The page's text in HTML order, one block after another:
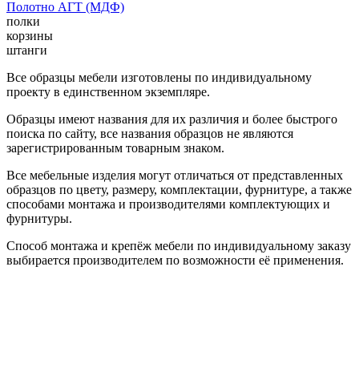
Полотно АГТ (МДФ)
полки
корзины
штанги
Все образцы мебели изготовлены по индивидуальному
проекту в единственном экземпляре.
Образцы имеют названия для их различия и более быстрого
поиска по сайту, все названия образцов не являются
зарегистрированным товарным знаком.
Все мебельные изделия могут отличаться от представленных
образцов по цвету, размеру, комплектации, фурнитуре, а также
способами монтажа и производителями комплектующих и
фурнитуры.
Способ монтажа и крепёж мебели по индивидуальному заказу
выбирается производителем по возможности её применения.